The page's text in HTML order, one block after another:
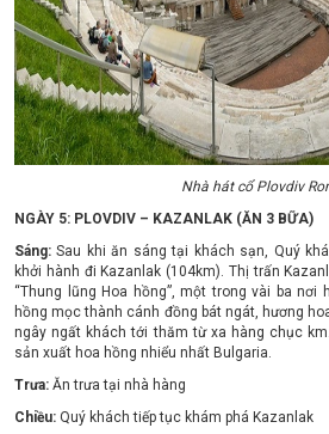
Nhà hát cổ Plovdiv
NGÀY 5: PLOVDIV – KAZANLAK (ĂN 3 BỮA)
Sáng: Sau khi ăn sáng tại khách sạn, Quý
khởi hành đi Kazanlak (104km). Thị trấn
“Thung lũng Hoa hồng”, một trong vài ba nơi
hồng mọc thành cánh đồng bát ngát, hương
ngây ngất khách tới thăm từ xa hàng chục
sản xuất hoa hồng nhiểu nhất Bulgaria.
Trưa: Ăn trưa tại nhà hàng
Chiều: Quý khách tiếp tục khám phá Kazanlak